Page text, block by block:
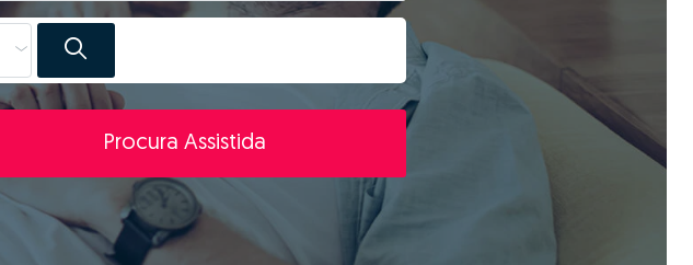
Procura Assistida